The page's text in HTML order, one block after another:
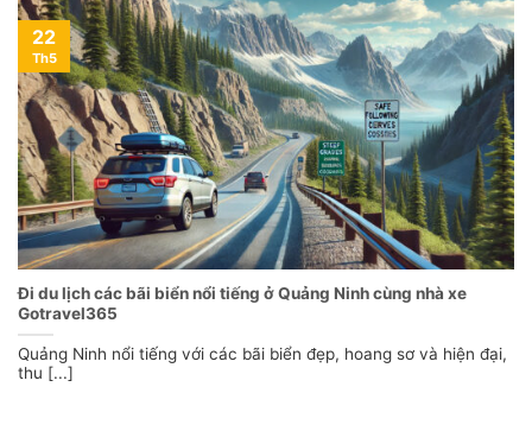
Đi du lịch các bãi biển nổi tiếng ở Quảng Ninh cùng nhà xe
Gotravel365
Quảng Ninh nổi tiếng với các bãi biển đẹp, hoang sơ và hiện đại,
thu [...]
22
Th5